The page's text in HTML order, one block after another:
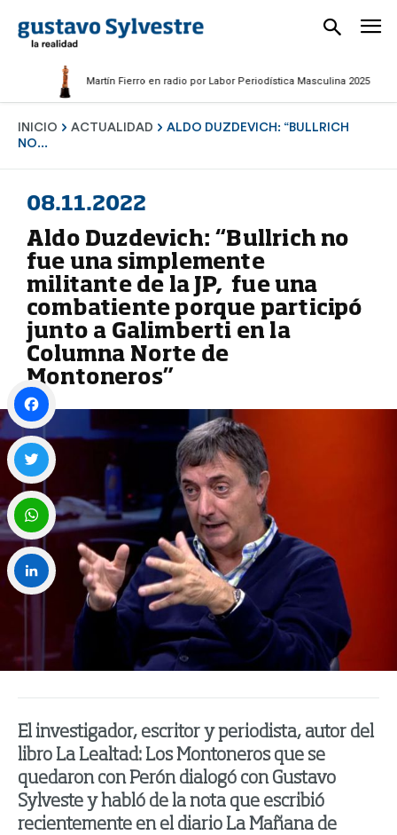
Martín Fierro en radio por Labor Periodística Masculina 2025
INICIO ACTUALIDAD
ALDO DUZDEVICH: “BULLRICH
NO...
08.11.2022
Aldo Duzdevich: “Bullrich no
fue una simplemente
militante de la JP, fue una
combatiente porque participó
junto a Galimberti en la
Columna Norte de
Montoneros”
El investigador, escritor y periodista, autor del
libro La Lealtad: Los Montoneros que se
quedaron con Perón dialogó con Gustavo
Sylveste y habló de la nota que escribió
recientemente en el diario La Mañana de
Facebook
Twitter
WhatsApp